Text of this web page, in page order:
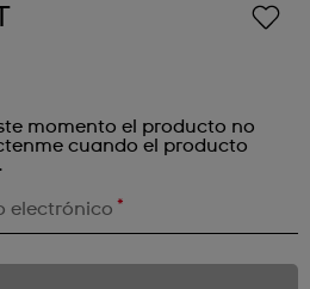
momento el producto no
cuando el producto
electrónico *